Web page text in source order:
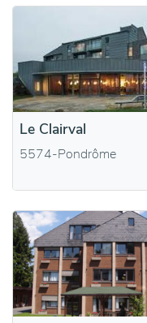
Le Clairval
5574-Pondrôme